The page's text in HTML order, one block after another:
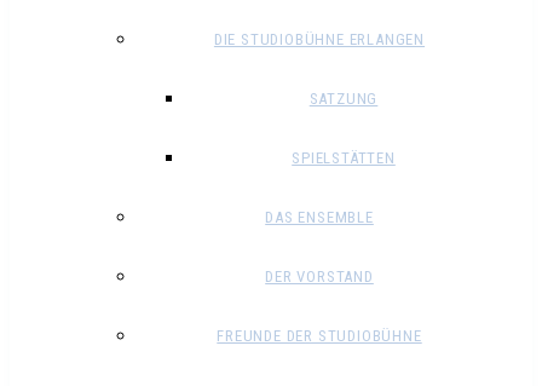
DIE STUDIOBÜHNE ERLANGEN
SATZUNG
SPIELSTÄTTEN
DAS ENSEMBLE
DER VORSTAND
FREUNDE DER STUDIOBÜHNE